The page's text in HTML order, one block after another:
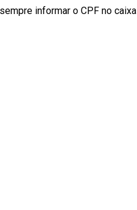
informar o CPF no caixa